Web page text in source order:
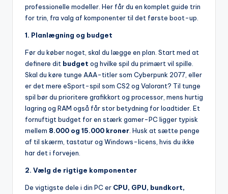
professionelle modeller. Her får du en komplet guide trin
for trin, fra valg af komponenter til det første boot-up.
1. Planlægning og budget
Før du køber noget, skal du lægge en plan. Start med at
definere dit budget og hvilke spil du primært vil spille.
Skal du køre tunge AAA-titler som Cyberpunk 2077, eller
er det mere eSport-spil som CS2 og Valorant? Til tunge
spil bør du prioritere grafikkort og processor, mens hurtig
lagring og RAM også får stor betydning for loadtider. Et
fornuftigt budget for en stærk gamer-PC ligger typisk
mellem 8.000 og 15.000 kroner . Husk at sætte penge
af til skærm, tastatur og Windows-licens, hvis du ikke
har det i forvejen.
2. Vælg de rigtige komponenter
De vigtigste dele i din PC er CPU, GPU, bundkort,